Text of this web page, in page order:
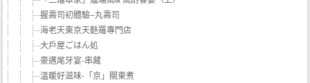
握壽司初體驗–丸壽司
海老天東京天麩羅專門店
大戶屋ごはん処
豪邁尾牙宴-串藏
溫暖好滋味-「京」關東煮